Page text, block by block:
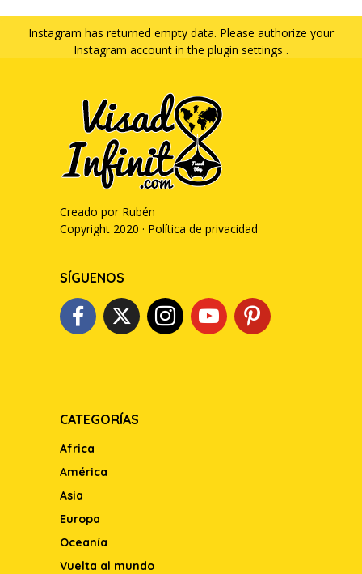
Instagram has returned empty data. Please authorize your
Instagram account in the plugin settings .
Creado por Rubén
Copyright 2020 · Política de privacidad
SÍGUENOS
CATEGORÍAS
Africa
América
Asia
Europa
Oceanía
Vuelta al mundo